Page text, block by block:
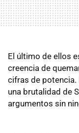
El último de ellos
creencia de
cifras de potencia.
una brutalidad de
argumentos sin